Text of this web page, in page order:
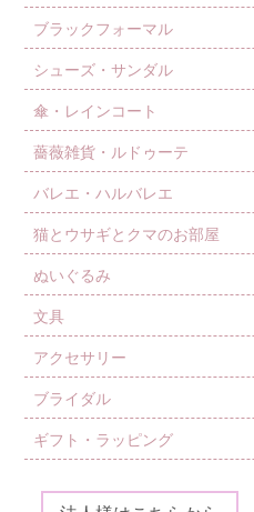
ブラックフォーマル
シューズ・サンダル
傘・レインコート
薔薇雑貨・ルドゥーテ
バレエ・ハルバレエ
猫とウサギとクマのお部屋
ぬいぐるみ
文具
アクセサリー
ブライダル
ギフト・ラッピング